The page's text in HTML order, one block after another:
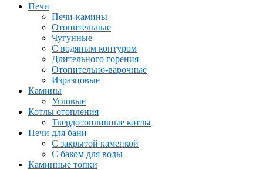
Печи
Печи-камины
Отопительные
Чугунные
С водяным контуром
Длительного горения
Отопительно-варочные
Изразцовые
Камины
Угловые
Котлы отопления
Твердотопливные котлы
Печи для бани
С закрытой каменкой
С баком для воды
Каминные топки